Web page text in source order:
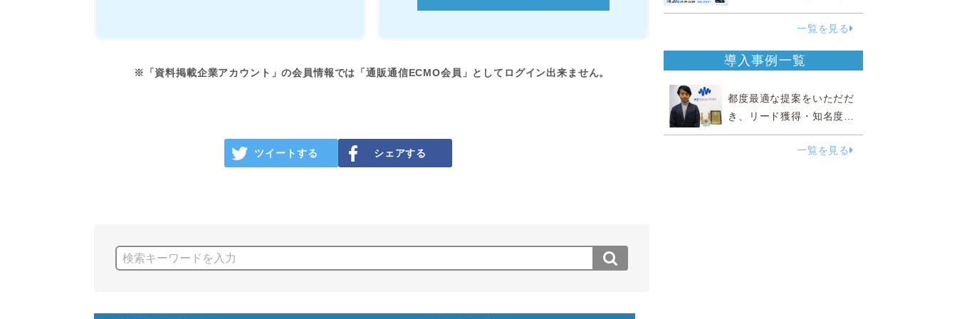
※「資料掲載企業アカウント」の会員情報では「通販通信ECMO会員」としてログイン出来ません。
ツイートする シェアする
事例で理解 健食・機能
性“あいまいゾーン”大攻略セ
一覧を見る
導入事例一覧
都度最適な提案をいただだ
き、リード獲得・知名度向
上に効果実感
一覧を見る